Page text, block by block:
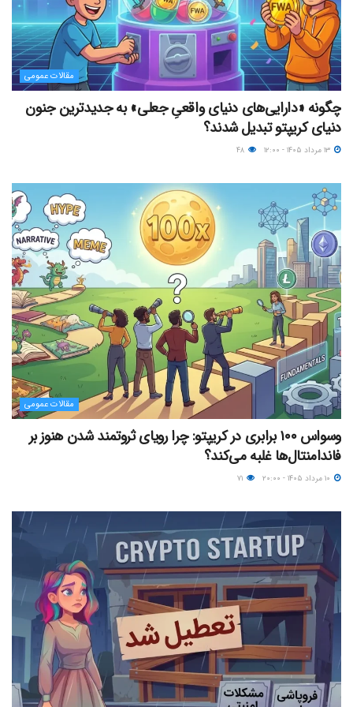
مقالات عمومی
چگونه «دارایی‌های دنیای واقعیِ جعلی» به جدیدترین جنون
دنیای کریپتو تبدیل شدند؟
مقالات عمومی
وسواس ۱۰۰ برابری در کریپتو: چرا رویای ثروتمند شدن هنوز بر
فاندامنتال‌ها غلبه می‌کند؟